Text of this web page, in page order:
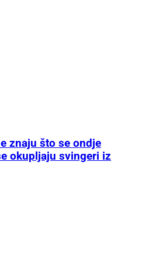
znaju što se ondje
okupljaju svingeri iz